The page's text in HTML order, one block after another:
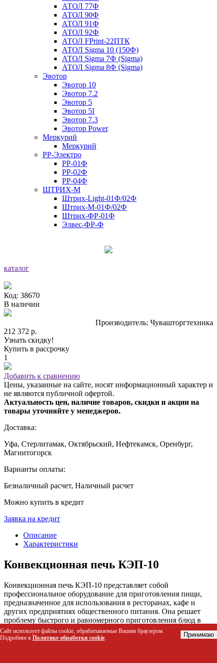
АТОЛ 77Ф
АТОЛ 90Ф
АТОЛ 91Ф
АТОЛ 92Ф
АТОЛ FPrint-22ПТК
АТОЛ Sigma 10 (150Ф)
АТОЛ Sigma 7Ф (Sigma)
АТОЛ Sigma 8Ф (Sigma)
Эвотор
Эвотор 10
Эвотор 7.2
Эвотор 5
Эвотор 5I
Эвотор 7.3
Эвотор Power
Меркурий
Меркурий
РР-Электро
РР-01Ф
РР-02Ф
РР-04Ф
ШТРИХ-М
Штрих-Light-01Ф/02Ф
Штрих-М-01Ф/02Ф
Штрих-ФР-01Ф
Элвес-ФР-Ф
каталог
Код: 38670
В наличии
Производитель: Чувашторгтехника
212 372 р.
Узнать скидку!
Купить в рассрочку
1
Добавить к сравнению
Цены, указанные на сайте, носят информационный характер и
не являются публичной офертой.
Актуальность цен, наличие товаров, скидки и акции на
товары уточняйте у менеджеров.
Доставка:
Уфа, Стерлитамак, Октябрьский, Нефтекамск, Оренбург,
Магнитогорск
Варианты оплаты:
Безналичный расчет, Наличный расчет
Можно купить в кредит
Заявка на кредит
Описание
Характеристики
Конвекционная печь КЭП-10
Конвекционная печь КЭП-10 представляет собой
профессиональное оборудование для приготовления пищи,
предназначенное для использования в ресторанах, кафе и
других предприятиях общественного питания. Она решает
проблему быстрого и равномерного приготовления блюд в
больших количествах. Печь оснащена камерой из
нержавеющей стали, электромеханической панелью
Сайт использует файлы cookie, обрабатываемые Вашим браузером.
Подробнее в Политике обработки cookie. Принимаю